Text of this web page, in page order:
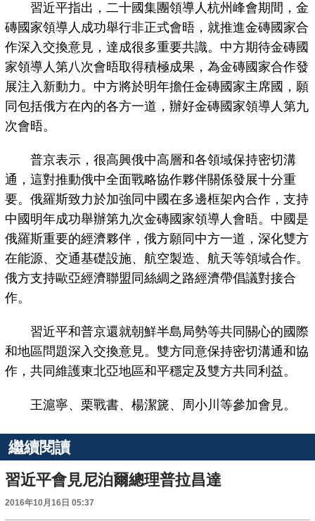
習近平指出，二十國集團領導人杭州峰會期間，金
磚國家領導人成功舉行非正式會晤，就推進金磚國家合
作深入交換意見，達成很多重要共識。中方期待金磚國
家領導人第八次會晤取得積極成果，為金磚國家合作發
展注入新動力。中方將於明年擔任金磚國家主席國，願
同包括俄方在內的各方一道，辦好金磚國家領導人第九
次會晤。
普京表示，很高興俄中高層和各領域保持密切溝
通，這對推動俄中全面戰略協作夥伴關係發展十分重
要。俄羅斯致力於加強同中國在多邊框架內合作，支持
中國明年成功舉辦第九次金磚國家領導人會晤。中國是
俄羅斯重要的經濟夥伴，俄方願同中方一道，深化雙方
在能源、交通基礎設施、航空製造、航天等領域合作。
俄方支持歐亞經濟聯盟同絲綢之路經濟帶倡議對接合
作。
習近平和普京還就朝鮮半島局勢等共同關心的國際
和地區問題深入交換意見。雙方同意保持密切溝通和協
作，共同維護東北亞地區和平穩定及雙方共同利益。
王滬寧、栗戰書、楊潔篪、周小川等參加會見。
繼續閱讀
習近平會見尼泊爾總理普拉昌達
2016年10月16日 05:37